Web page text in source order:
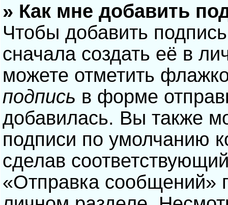
» Как мне добавить
Чтобы добавить
сначала создать её в
можете отметить
подпись в форме
добавилась. Вы также
подписи по умолчанию
сделав
«Отправка сообщений»